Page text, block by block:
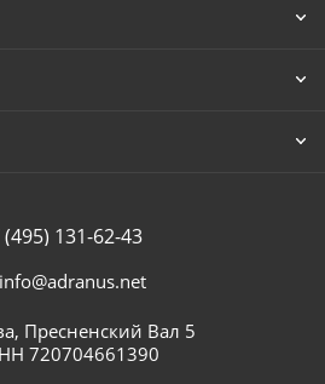
(495) 131-62-43
info@adranus.net
Пресненский Вал 5
720704661390